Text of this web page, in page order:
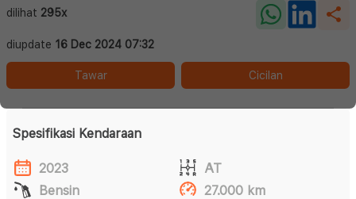
dilihat 295x
diupdate 16 Dec 2024 07:32
Tawar Cicilan
Spesifikasi Kendaraan
2023
AT
Bensin
27.000 km